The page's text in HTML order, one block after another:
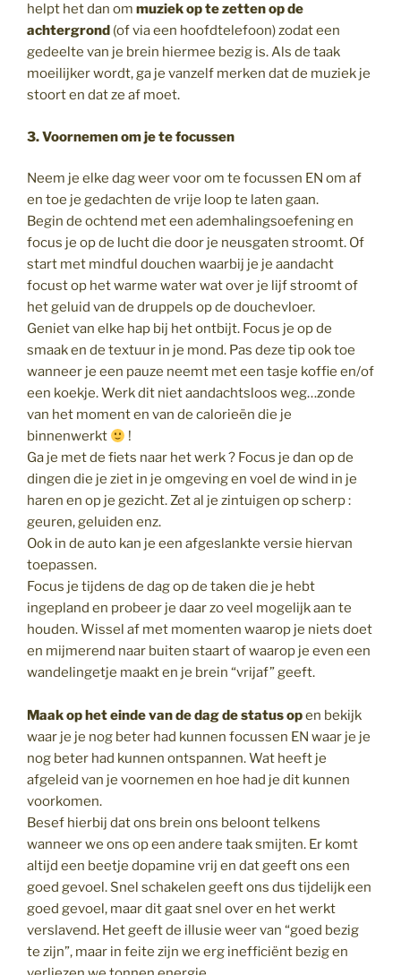
helpt het dan om muziek op te zetten op de
achtergrond (of via een hoofdtelefoon) zodat een
gedeelte van je brein hiermee bezig is. Als de taak
moeilijker wordt, ga je vanzelf merken dat de muziek je
stoort en dat ze af moet.
3. Voornemen om je te focussen
Neem je elke dag weer voor om te focussen EN om af
en toe je gedachten de vrije loop te laten gaan.
Begin de ochtend met een ademhalingsoefening en
focus je op de lucht die door je neusgaten stroomt. Of
start met mindful douchen waarbij je je aandacht
focust op het warme water wat over je lijf stroomt of
het geluid van de druppels op de douchevloer.
Geniet van elke hap bij het ontbijt. Focus je op de
smaak en de textuur in je mond. Pas deze tip ook toe
wanneer je een pauze neemt met een tasje koffie en/of
een koekje. Werk dit niet aandachtsloos weg…zonde
van het moment en van de calorieën die je
binnenwerkt
!
Ga je met de fiets naar het werk ? Focus je dan op de
dingen die je ziet in je omgeving en voel de wind in je
haren en op je gezicht. Zet al je zintuigen op scherp :
geuren, geluiden enz.
Ook in de auto kan je een afgeslankte versie hiervan
toepassen.
Focus je tijdens de dag op de taken die je hebt
ingepland en probeer je daar zo veel mogelijk aan te
houden. Wissel af met momenten waarop je niets doet
en mijmerend naar buiten staart of waarop je even een
wandelingetje maakt en je brein “vrijaf” geeft.
Maak op het einde van de dag de status open bekijk
waar je je nog beter had kunnen focussen EN waar je je
nog beter had kunnen ontspannen. Wat heeft je
afgeleid van je voornemen en hoe had je dit kunnen
voorkomen.
Besef hierbij dat ons brein ons beloont telkens
wanneer we ons op een andere taak smijten. Er komt
altijd een beetje dopamine vrij en dat geeft ons een
goed gevoel. Snel schakelen geeft ons dus tijdelijk een
goed gevoel, maar dit gaat snel over en het werkt
verslavend. Het geeft de illusie weer van “goed bezig
te zijn”, maar in feite zijn we erg inefficiënt bezig en